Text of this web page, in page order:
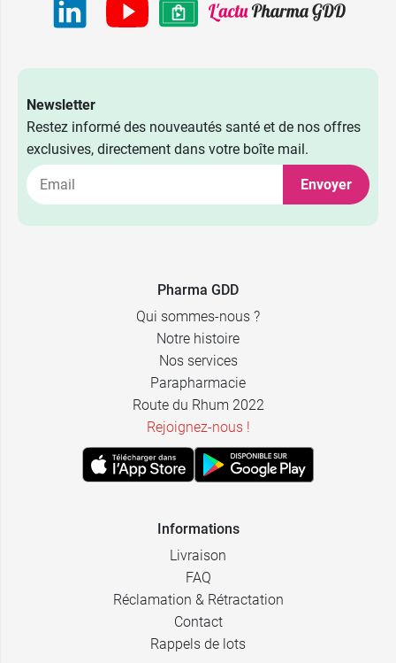
Newsletter
Restez informé des nouveautés santé et de nos offres
exclusives, directement dans votre boîte mail.
Envoyer
Pharma GDD
Qui sommes-nous ?
Notre histoire
Nos services
Parapharmacie
Route du Rhum 2022
Rejoignez-nous !
Informations
Livraison
FAQ
Réclamation & Rétractation
Contact
Rappels de lots